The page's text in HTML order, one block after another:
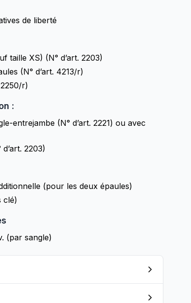
de liberté
taille XS) (N° d’art. 2203)
(N° d’art. 4213/r)
2250/r)
:
entrejambe (N° d’art. 2221) ou avec
d’art. 2203)
(pour les deux épaules)
clé)
(par sangle)